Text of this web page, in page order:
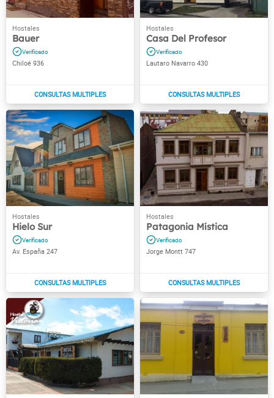
Bauer
Chiloé 936
Casa Del Profesor
Lautaro Navarro 430
Hielo Sur
Av. España 247
Patagonia Mística
Jorge Montt 747